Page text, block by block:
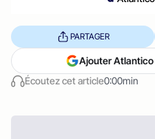
Écoutez cet article0:00min
PARTAGER
Ajouter Atlantico